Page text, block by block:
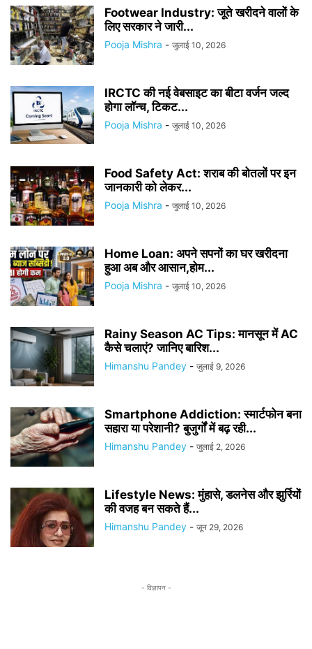
Footwear Industry: जूते खरीदने वालों के
लिए सरकार ने जारी...
Pooja Mishra - जुलाई 10, 2026
IRCTC की नई वेबसाइट का बीटा वर्जन जल्द
होगा लॉन्च, टिकट...
Pooja Mishra - जुलाई 10, 2026
Food Safety Act: शराब की बोतलों पर इन
जानकारी को लेकर...
Pooja Mishra - जुलाई 10, 2026
Home Loan: अपने सपनों का घर खरीदना
हुआ अब और आसान,होम...
Pooja Mishra - जुलाई 10, 2026
Rainy Season AC Tips: मानसून में AC
कैसे चलाएं? जानिए बारिश...
Himanshu Pandey - जुलाई 9, 2026
Smartphone Addiction: स्मार्टफोन बना
सहारा या परेशानी? बुजुर्गों में बढ़ रही...
Himanshu Pandey - जुलाई 2, 2026
Lifestyle News: मुंहासे, डलनेस और झुर्रियों
की वजह बन सकते हैं...
Himanshu Pandey - जून 29, 2026
- विज्ञापन -